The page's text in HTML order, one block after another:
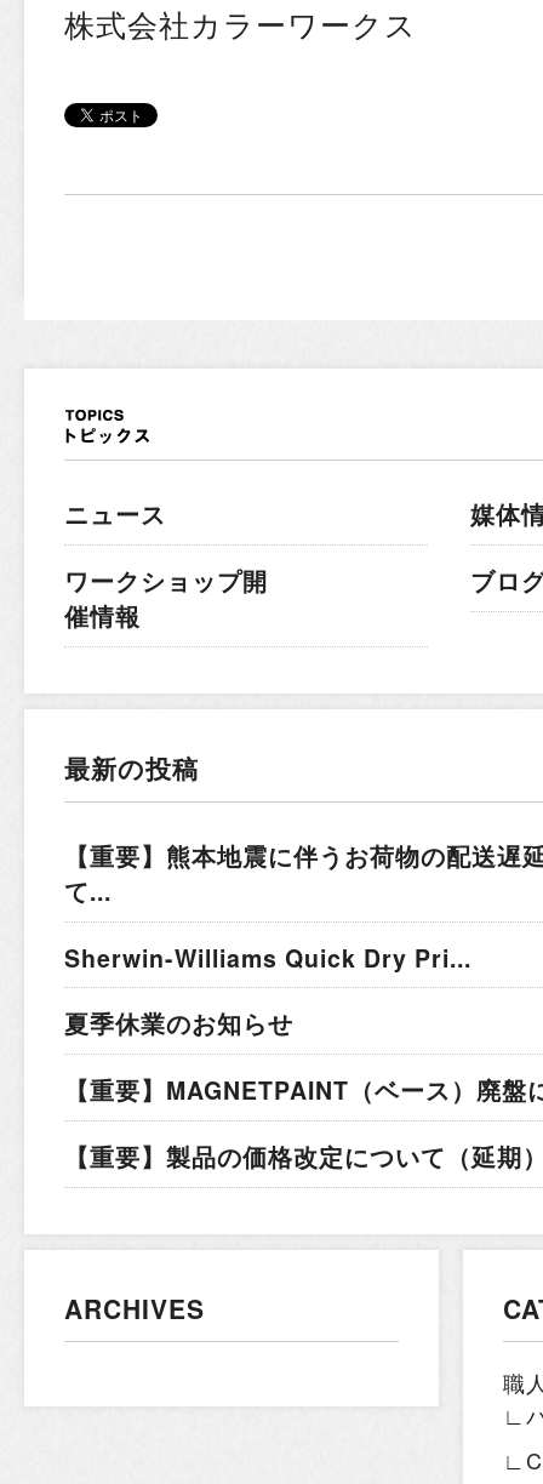
株式会社カラーワークス
ニュース
ワークショップ開
催情報
媒体
ブロ
最新の投稿
【重要】熊本地震に伴うお荷物の配送遅
て...
Sherwin-Williams Quick Dry Pri...
夏季休業のお知らせ
【重要】MAGNETPAINT（ベース）廃
【重要】製品の価格改定について（延期
ARCHIVES
職
∟